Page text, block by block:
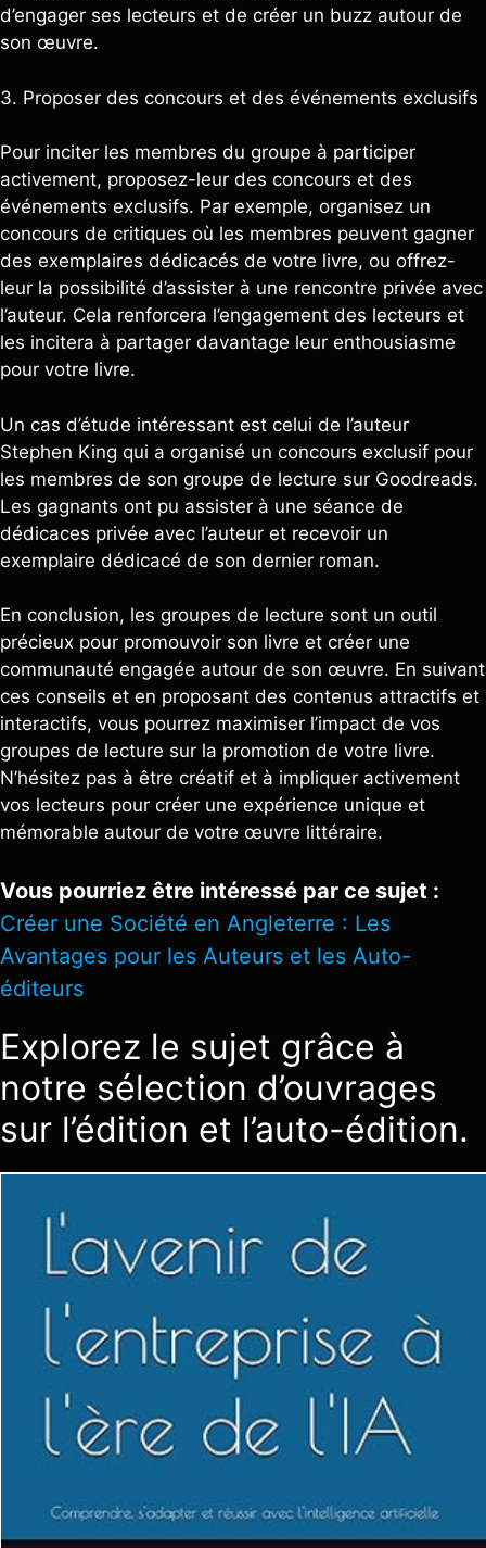
d’engager ses lecteurs et de créer un buzz autour de
son œuvre.
3. Proposer des concours et des événements exclusifs
Pour inciter les membres du groupe à participer
activement, proposez-leur des concours et des
événements exclusifs. Par exemple, organisez un
concours de critiques où les membres peuvent gagner
des exemplaires dédicacés de votre livre, ou offrez-
leur la possibilité d’assister à une rencontre privée avec
l’auteur. Cela renforcera l’engagement des lecteurs et
les incitera à partager davantage leur enthousiasme
pour votre livre.
Un cas d’étude intéressant est celui de l’auteur
Stephen King qui a organisé un concours exclusif pour
les membres de son groupe de lecture sur Goodreads.
Les gagnants ont pu assister à une séance de
dédicaces privée avec l’auteur et recevoir un
exemplaire dédicacé de son dernier roman.
En conclusion, les groupes de lecture sont un outil
précieux pour promouvoir son livre et créer une
communauté engagée autour de son œuvre. En suivant
ces conseils et en proposant des contenus attractifs et
interactifs, vous pourrez maximiser l’impact de vos
groupes de lecture sur la promotion de votre livre.
N’hésitez pas à être créatif et à impliquer activement
vos lecteurs pour créer une expérience unique et
mémorable autour de votre œuvre littéraire.
Vous pourriez être intéressé par ce sujet :
Créer une Société en Angleterre : Les
Avantages pour les Auteurs et les Auto-
éditeurs
Explorez le sujet grâce à
notre sélection d’ouvrages
sur l’édition et l’auto-édition.